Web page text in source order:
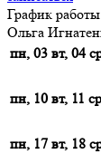
График работы
Ольга
пн, 03 вт, 04
пн, 10 вт, 11
пн, 17 вт, 18